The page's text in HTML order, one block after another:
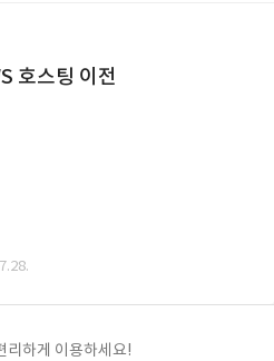
호스팅 이전
리하게 이용하세요!